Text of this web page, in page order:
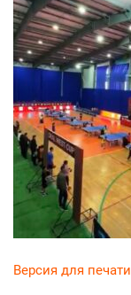
Версия для печати